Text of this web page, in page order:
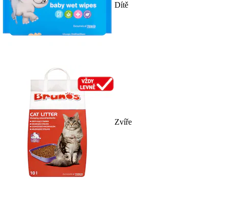
Dítě
Zvíře